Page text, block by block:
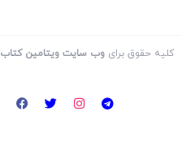
کلیه حقوق برای وب سایت ویتامین کتاب